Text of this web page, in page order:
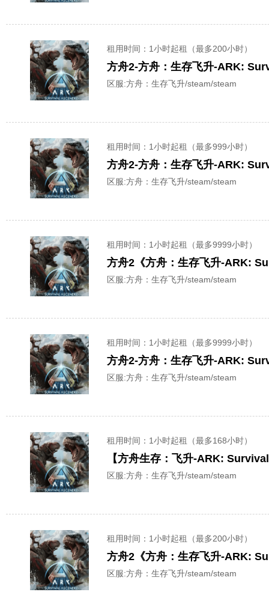
租用时间 ：1小时起租（最多200小时）
方舟2-方舟：生存飞升-ARK:
区服:方舟：生存飞升/steam/steam
租用时间 ：1小时起租（最多999小时）
方舟2-方舟：生存飞升-ARK:
区服:方舟：生存飞升/steam/steam
租用时间 ：1小时起租（最多9999小时）
方舟2《方舟：生存飞升-ARK:
区服:方舟：生存飞升/steam/steam
租用时间 ：1小时起租（最多9999小时）
方舟2-方舟：生存飞升-ARK:
区服:方舟：生存飞升/steam/steam
租用时间 ：1小时起租（最多168小时）
【方舟生存：飞升-ARK:
区服:方舟：生存飞升/steam/steam
租用时间 ：1小时起租（最多200小时）
方舟2《方舟：生存飞升-ARK:
区服:方舟：生存飞升/steam/steam